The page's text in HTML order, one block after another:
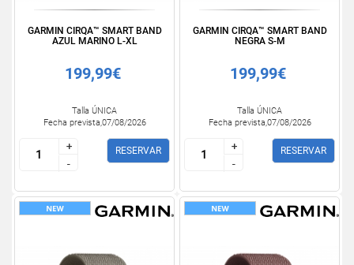
GARMIN CIRQA™ SMART BAND
AZUL MARINO L-XL
199,99€
Talla ÚNICA
Fecha prevista,07/08/2026
+
-
+
-
RESERVAR
GARMIN CIRQA™ SMART BAND
NEGRA S-M
199,99€
Talla ÚNICA
Fecha prevista,07/08/2026
+
-
+
-
RESERVAR